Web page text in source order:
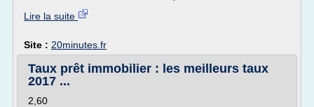
Lire la suite
Site : 20minutes.fr
Taux prêt immobilier : les meilleurs taux
2017 ...
2,60